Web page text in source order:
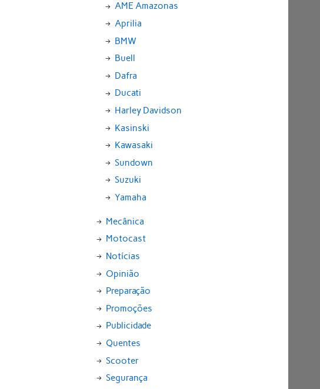
AME Amazonas
Aprilia
BMW
Buell
Dafra
Ducati
Harley Davidson
Kasinski
Kawasaki
Sundown
Suzuki
Yamaha
Mecânica
Motocast
Notícias
Opinião
Preparação
Promoções
Publicidade
Quentes
Scooter
Segurança